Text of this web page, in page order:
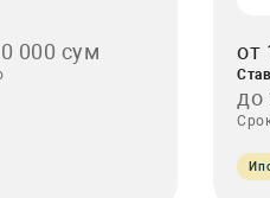
000 сум от
до